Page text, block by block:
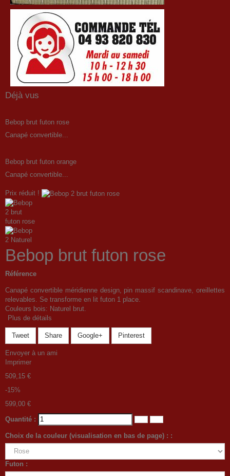
Déjà vus
Bebop brut futon rose
Canapé convertible...
Bebop brut futon orange
Canapé convertible...
Prix réduit !
Bebop brut futon rose
Référence
Canapé convertible méridienne design, pin massif scandinave, oreillettes
relevables. Se transforme en lit futon 1 place.
Couleurs bois: Naturel brut.
Plus de détails
Tweet Share Google+ Pinterest
Envoyer à un ami
Imprimer
509,15 €
-15%
599,00 €
Quantité :
Choix de la couleur (visualisation en bas de page) : :
Futon :